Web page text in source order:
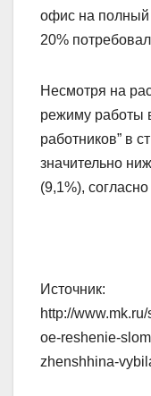
офис на полный
20%
Несмотря на
режиму работы
работников” в
значительно
(9,1%),
Источник:
http://
oe-reshenie-
zhenshhina-